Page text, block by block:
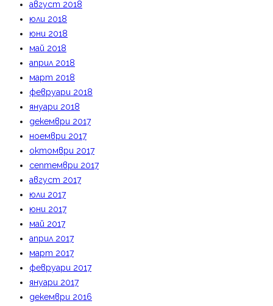
август 2018
юли 2018
юни 2018
май 2018
април 2018
март 2018
февруари 2018
януари 2018
декември 2017
ноември 2017
октомври 2017
септември 2017
август 2017
юли 2017
юни 2017
май 2017
април 2017
март 2017
февруари 2017
януари 2017
декември 2016